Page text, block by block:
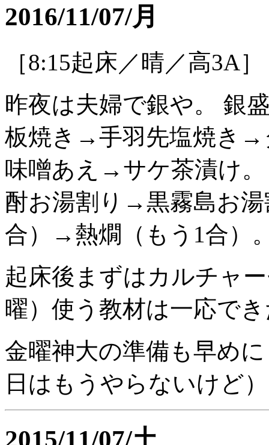
2016/11/07/月
［8:15起床／晴／高3A］
昨夜は夫婦で銀や。 銀
板焼き→手羽先塩焼き→
味噌あえ→サケ茶漬け
酎お湯割り→黒霧島お
合）→熱燗（もう1合）
起床後まずはカルチャ
曜）使う教材は一応で
金曜神大の準備も早め
日はもうやらないけど